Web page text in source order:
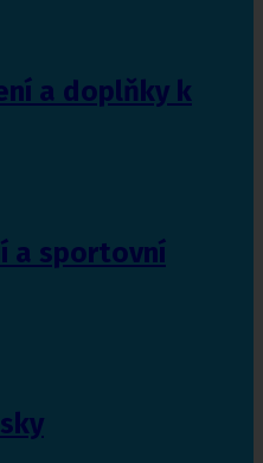
a doplňky k
a sportovní